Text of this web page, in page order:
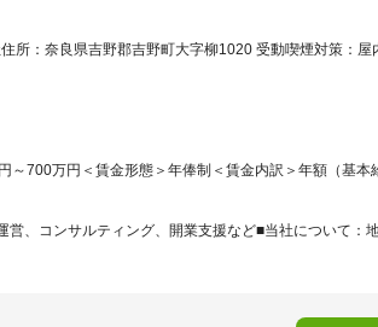
所：奈良県吉野郡吉野町大字柳1020 受動喫煙対策：
～700万円＜賃金形態＞年俸制＜賃金内訳＞年額（基
営、コンサルティング、開業支援など■当社について：